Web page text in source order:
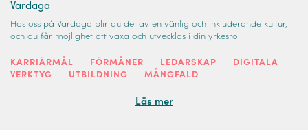
Vardaga
Hos oss på Vardaga blir du del av en vänlig och inkluderande kultur,
och du får möjlighet att växa och utvecklas i din yrkesroll.
KARRIÄRMÅL FÖRMÅNER LEDARSKAP
DIGITALA
VERKTYG
UTBILDNING MÅNGFALD
Läs mer